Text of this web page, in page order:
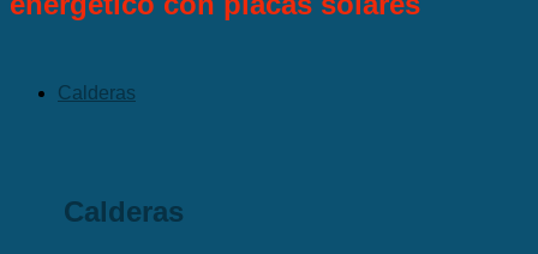
Calderas
Calderas